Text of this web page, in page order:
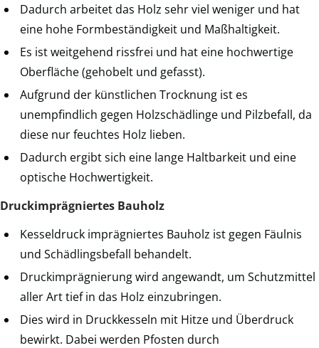
Dadurch arbeitet das Holz sehr viel weniger und hat
eine hohe Formbeständigkeit und Maßhaltigkeit.
Es ist weitgehend rissfrei und hat eine hochwertige
Oberfläche (gehobelt und gefasst).
Aufgrund der künstlichen Trocknung ist es
unempfindlich gegen Holzschädlinge und Pilzbefall, da
diese nur feuchtes Holz lieben.
Dadurch ergibt sich eine lange Haltbarkeit und eine
optische Hochwertigkeit.
Druckimprägniertes Bauholz
Kesseldruck imprägniertes Bauholz ist gegen Fäulnis
und Schädlingsbefall behandelt.
Druckimprägnierung wird angewandt, um Schutzmittel
aller Art tief in das Holz einzubringen.
Dies wird in Druckkesseln mit Hitze und Überdruck
bewirkt. Dabei werden Pfosten durch